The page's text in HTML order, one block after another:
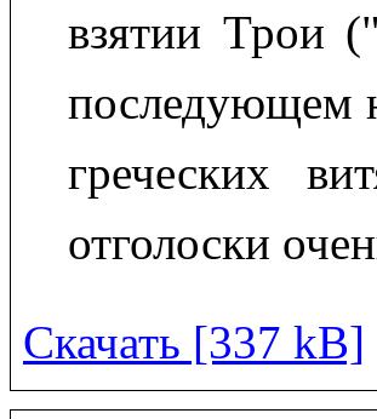
взятии Трои
последующем
греческих
отголоски
Скачать [337 kB]